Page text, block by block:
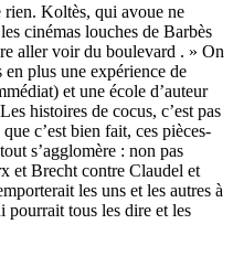
rien. Koltès, qui avoue ne
cinémas louches de Barbès
aller voir du boulevard . » On
plus une expérience de
et une école d’auteur
histoires de cocus, c’est pas
c’est bien fait, ces pièces-
s’agglomère : non pas
et Brecht contre Claudel et
les uns et les autres à
pourrait tous les dire et les